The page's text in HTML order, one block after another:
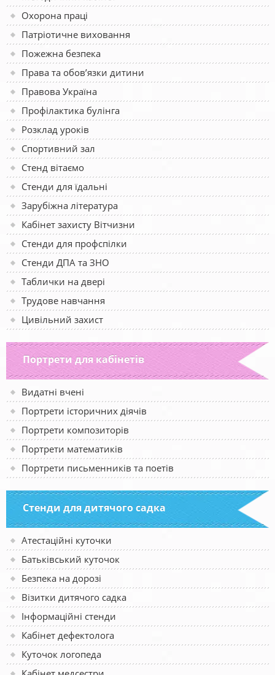
Охорона праці
Патріотичне виховання
Пожежна безпека
Права та обов’язки дитини
Правова Україна
Профілактика булінга
Розклад уроків
Спортивний зал
Стенд вітаємо
Стенди для їдальні
Зарубіжна література
Кабінет захисту Вітчизни
Стенди для профспілки
Стенди ДПА та ЗНО
Таблички на двері
Трудове навчання
Цивільний захист
Портрети для кабінетів
Видатні вчені
Портрети історичних діячів
Портрети композиторів
Портрети математиків
Портрети письменників та поетів
Стенди для дитячого садка
Атестаційні куточки
Батьківський куточок
Безпека на дорозі
Візитки дитячого садка
Інформаційні стенди
Кабінет дефектолога
Куточок логопеда